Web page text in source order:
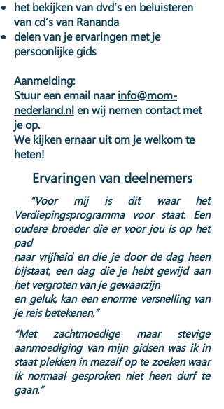
het bekijken van dvd’s en beluisteren
van cd’s van Rananda
delen van je ervaringen met je
persoonlijke gids
Aanmelding:
Stuur een email naarinfo@mom-
nederland.nlen wij nemen contact met
je op.
We kijken ernaar uit om je welkom te
heten!
Ervaringen van deelnemers
“Voor mij is dit waar het
Verdiepingsprogramma voor staat. Een
oudere broeder die er voor jou is op het
pad
naar vrijheid en die je door de dag heen
bijstaat, een dag die je hebt gewijd aan
het vergroten van je gewaarzijn
en geluk, kan een enorme versnelling van
je reis betekenen.”
“Met zachtmoedige maar stevige
aanmoediging van mijn gidsen was ik in
staat plekken in mezelf op te zoeken waar
ik normaal gesproken niet heen durf te
gaan.”